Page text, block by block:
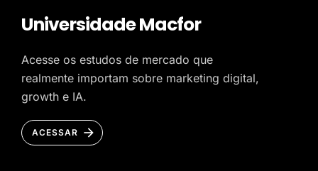
Universidade Macfor
Acesse os estudos de mercado que
realmente importam sobre marketing digital,
growth e IA.
ACESSAR